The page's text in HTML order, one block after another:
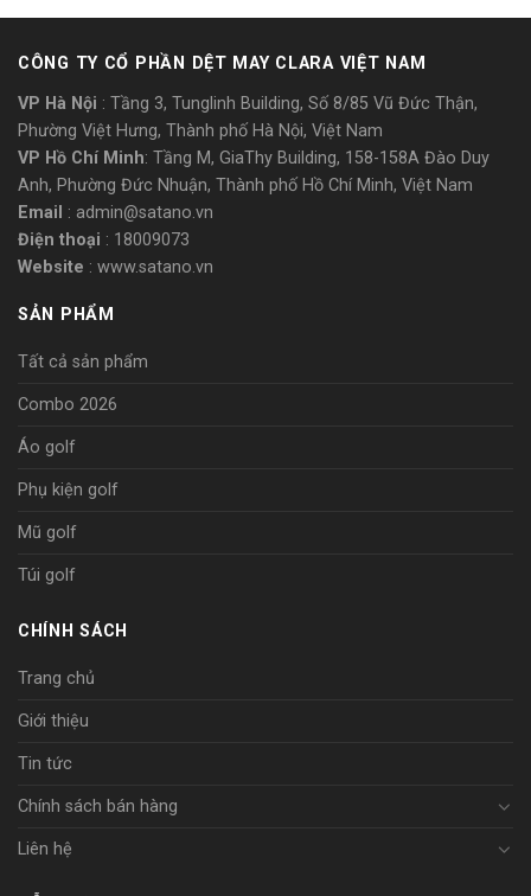
CÔNG TY CỔ PHẦN DỆT MAY CLARA VIỆT NAM
VP Hà Nội : Tầng 3, Tunglinh Building, Số 8/85 Vũ Đức Thận,
Phường Việt Hưng, Thành phố Hà Nội, Việt Nam
VP Hồ Chí Minh: Tầng M, GiaThy Building, 158-158A Đào Duy
Anh, Phường Đức Nhuận, Thành phố Hồ Chí Minh, Việt Nam
Email : admin@satano.vn
Điện thoại : 18009073
Website : www.satano.vn
SẢN PHẨM
Tất cả sản phẩm
Combo 2026
Áo golf
Phụ kiện golf
Mũ golf
Túi golf
CHÍNH SÁCH
Trang chủ
Giới thiệu
Tin tức
Chính sách bán hàng
Liên hệ